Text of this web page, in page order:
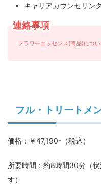
キャリアカウンセリン
連絡事項
フラワーエッセンス(商品)につ
フル・トリートメ
価格：￥47,190-（税込）
所要時間：約8時間30分（
す）